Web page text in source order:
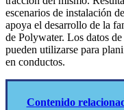
escenarios de instalación
apoya el desarrollo de la
de Polywater. Los datos
pueden utilizarse para
en conductos.
Contenido